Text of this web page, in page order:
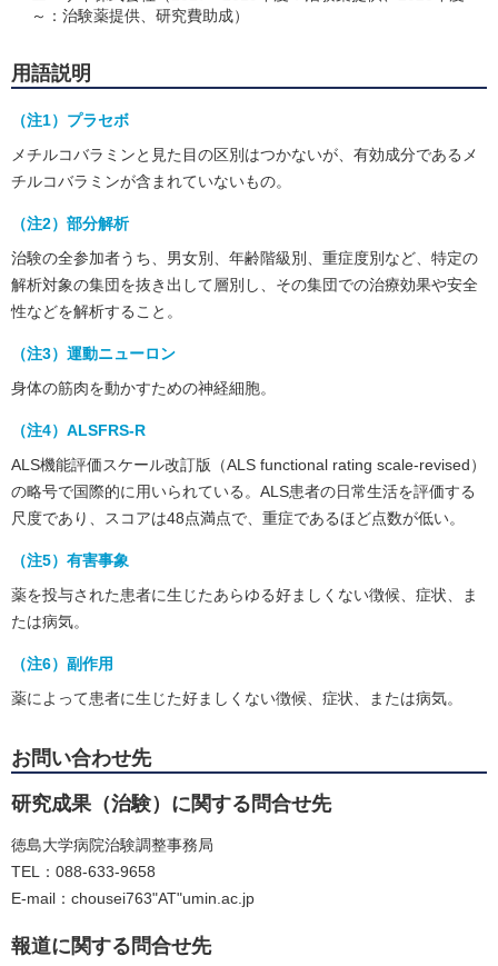
～：治験薬提供、研究費助成）
用語説明
（注1）プラセボ
メチルコバラミンと見た目の区別はつかないが、有効成分であるメ
チルコバラミンが含まれていないもの。
（注2）部分解析
治験の全参加者うち、男女別、年齢階級別、重症度別など、特定の
解析対象の集団を抜き出して層別し、その集団での治療効果や安全
性などを解析すること。
（注3）運動ニューロン
身体の筋肉を動かすための神経細胞。
（注4）ALSFRS-R
ALS機能評価スケール改訂版（ALS functional rating scale-revised）
の略号で国際的に用いられている。ALS患者の日常生活を評価する
尺度であり、スコアは48点満点で、重症であるほど点数が低い。
（注5）有害事象
薬を投与された患者に生じたあらゆる好ましくない徴候、症状、ま
たは病気。
（注6）副作用
薬によって患者に生じた好ましくない徴候、症状、または病気。
お問い合わせ先
研究成果（治験）に関する問合せ先
徳島大学病院治験調整事務局
TEL：088-633-9658
E-mail：chousei763"AT"umin.ac.jp
報道に関する問合せ先